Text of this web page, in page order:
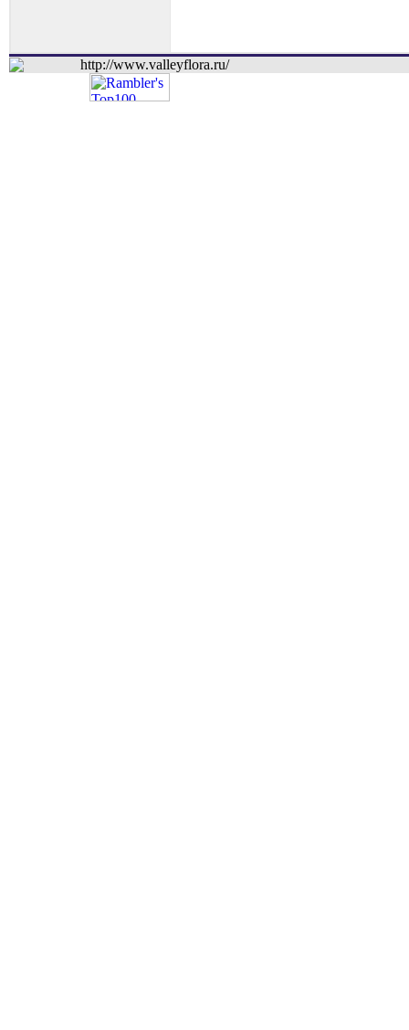
http://www.valleyflora.ru/